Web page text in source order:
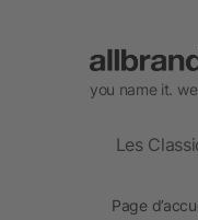
you name it.
Les
Page